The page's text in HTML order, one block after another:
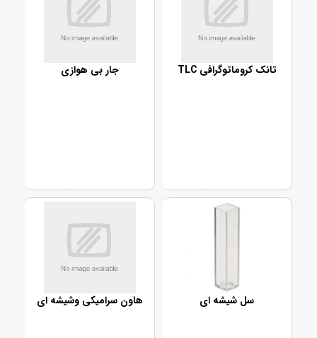
تانک کروماتوگرافی TLC
تماس بگیرید
جار بی هوازی
تماس بگیرید
سل شیشه ای هاون سرامیکی وشیشه ای